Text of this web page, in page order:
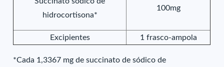
hidrocortisona*
100mg
Excipientes 1 frasco-ampola
*Cada 1,3367 mg de succinato de sódico de